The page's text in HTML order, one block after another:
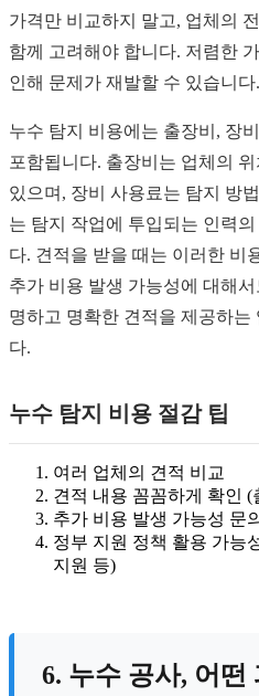
가격만 비교하지 말고, 업체의
함께 고려해야 합니다. 저렴한
인해 문제가 재발할 수 있습니다.
누수 탐지 비용에는 출장비, 장
포함됩니다. 출장비는 업체의
있으며, 장비 사용료는 탐지 방
는 탐지 작업에 투입되는 인력
다. 견적을 받을 때는 이러한 비
추가 비용 발생 가능성에 대해
명하고 명확한 견적을 제공하는
다.
누수 탐지 비용 절감 팁
여러 업체의 견적 비교
견적 내용 꼼꼼하게 확인
추가 비용 발생 가능성 문의
정부 지원 정책 활용 가능
지원 등)
6. 누수 공사, 어떤